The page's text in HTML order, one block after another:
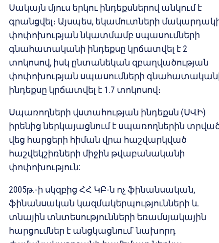
Սակայն մյուս երկու ինդեքսներով անկում է
գրանցվել։ Այսպես, եկամուտների
փոփոխության նկատմամբ սպասումների
գնահատականի ինդեքսը կրճատվել է 2
տոկոսով, իսկ ընտանեկան զբաղվածության
փոփոխության սպասումների
ինդեքսը կրճատվել է 1.7 տոկոսով։
Սպառողների վստահության ինդեքսն (ՍՎԻ)
իրենից ներկայացնում է սպառողներին
վեց հարցերի հիման վրա հաշվարկված
հաշվեկշիռների միջին թվաբանականի
փոփոխություն:
2005թ.-ի սկզբից ՀՀ ԿԲ-ն ոչ ֆինանսական,
ֆինանսական կազմակերպությունների և
տնային տնտեսությունների եռամսյակային
հարցումներ է անցկացնում՝ նախորդ